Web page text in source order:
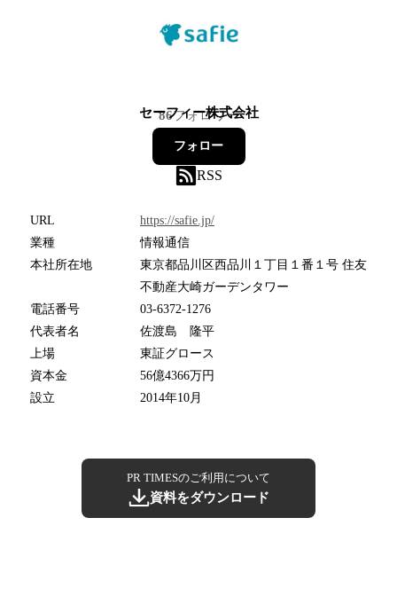
セーフィー株式会社
86フォロワー
フォロー
RSS
URL
https://safie.jp/
業種
情報通信
本社所在地
東京都品川区西品川１丁目１番１号 住友
不動産大崎ガーデンタワー
電話番号
03-6372-1276
代表者名
佐渡島 隆平
上場
東証グロース
資本金
56億4366万円
設立
2014年10月
PR TIMESのご利用について
資料をダウンロード